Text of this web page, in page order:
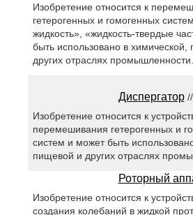
Изобретение относится к
гетерогенных и гомогенных
жидкость», «жидкость-твердые
быть использовано в химической,
других отраслях промышленности.
Диспергатор//
Изобретение относится к
перемешивания гетерогенных и
систем и может быть
пищевой и других отраслях
Роторный
Изобретение относится к
создания колебаний в жидкой